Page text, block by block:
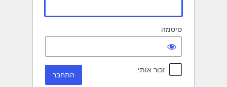
סיסמה
זכור אותי